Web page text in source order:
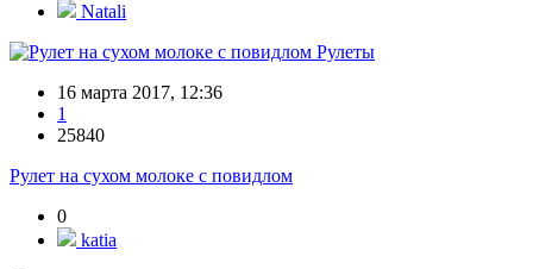
Natali
Рулеты
16 марта 2017, 12:36
1
25840
Рулет на сухом молоке с повидлом
0
katia